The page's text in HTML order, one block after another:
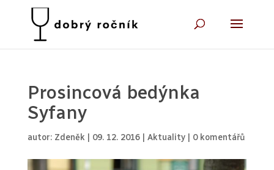
Prosincová bedýnka
Syfany
autor: Zdeněk 09. 12. 2016| Aktuality| 0 komentářů